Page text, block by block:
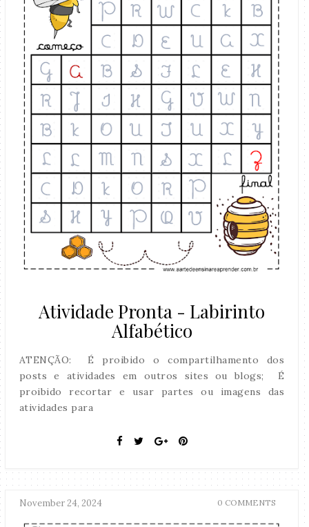
Atividade Pronta - Labirinto
Alfabético
ATENÇÃO: É proibido o compartilhamento dos
posts e atividades em outros sites ou blogs; É
proibido recortar e usar partes ou imagens das
atividades para
November 24, 2024 0 COMMENTS